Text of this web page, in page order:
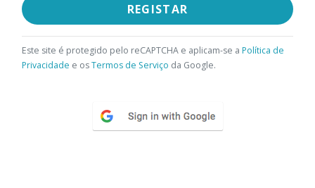
REGISTAR
Este site é protegido pelo reCAPTCHA e aplicam-se a Política de
Privacidade e osTermos de Serviço da Google.